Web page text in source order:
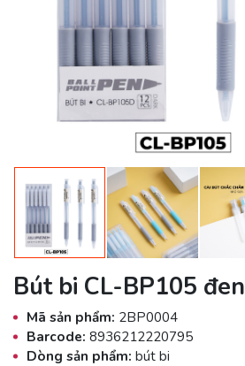
Bút bi CL-BP105 đen
Mã sản phẩm: 2BP0004
Barcode: 8936212220795
Dòng sản phẩm: bút bi